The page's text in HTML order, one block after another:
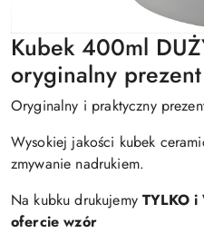
Kubek 400ml
oryginalny prezent
Oryginalny i praktyczny
Wysokiej jakości kubek
zmywanie nadrukiem.
Na kubku drukujemyTYLKO i
ofercie wzór